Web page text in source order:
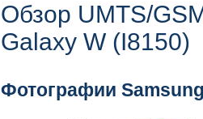
Обзор UMTS/
Galaxy W (I8150)
Фотографии